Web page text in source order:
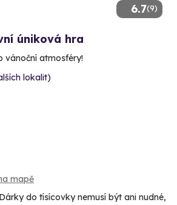
6.7(9)
úniková hra
vánoční atmosféry!
lokalit)
mapě
do tísícovky nemusí být ani nudné,